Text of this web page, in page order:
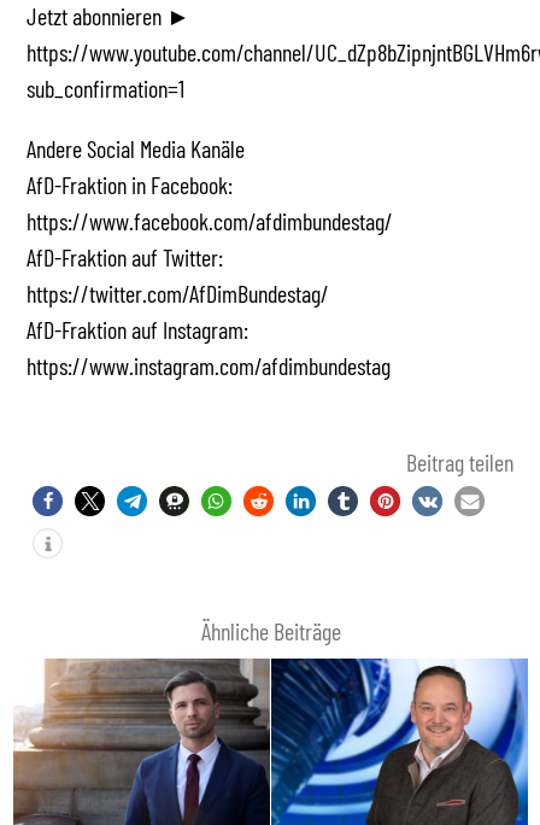
Jetzt abonnieren ►
https://www.youtube.com/channel/
sub_confirmation=1
Andere Social Media Kanäle
AfD-Fraktion in Facebook:
https://www.facebook.com/afdimbundestag/
AfD-Fraktion auf Twitter:
https://twitter.com/AfDimBundestag/
AfD-Fraktion auf Instagram:
https://www.instagram.com/afdimbundestag
Beitrag teilen
Ähnliche Beiträge